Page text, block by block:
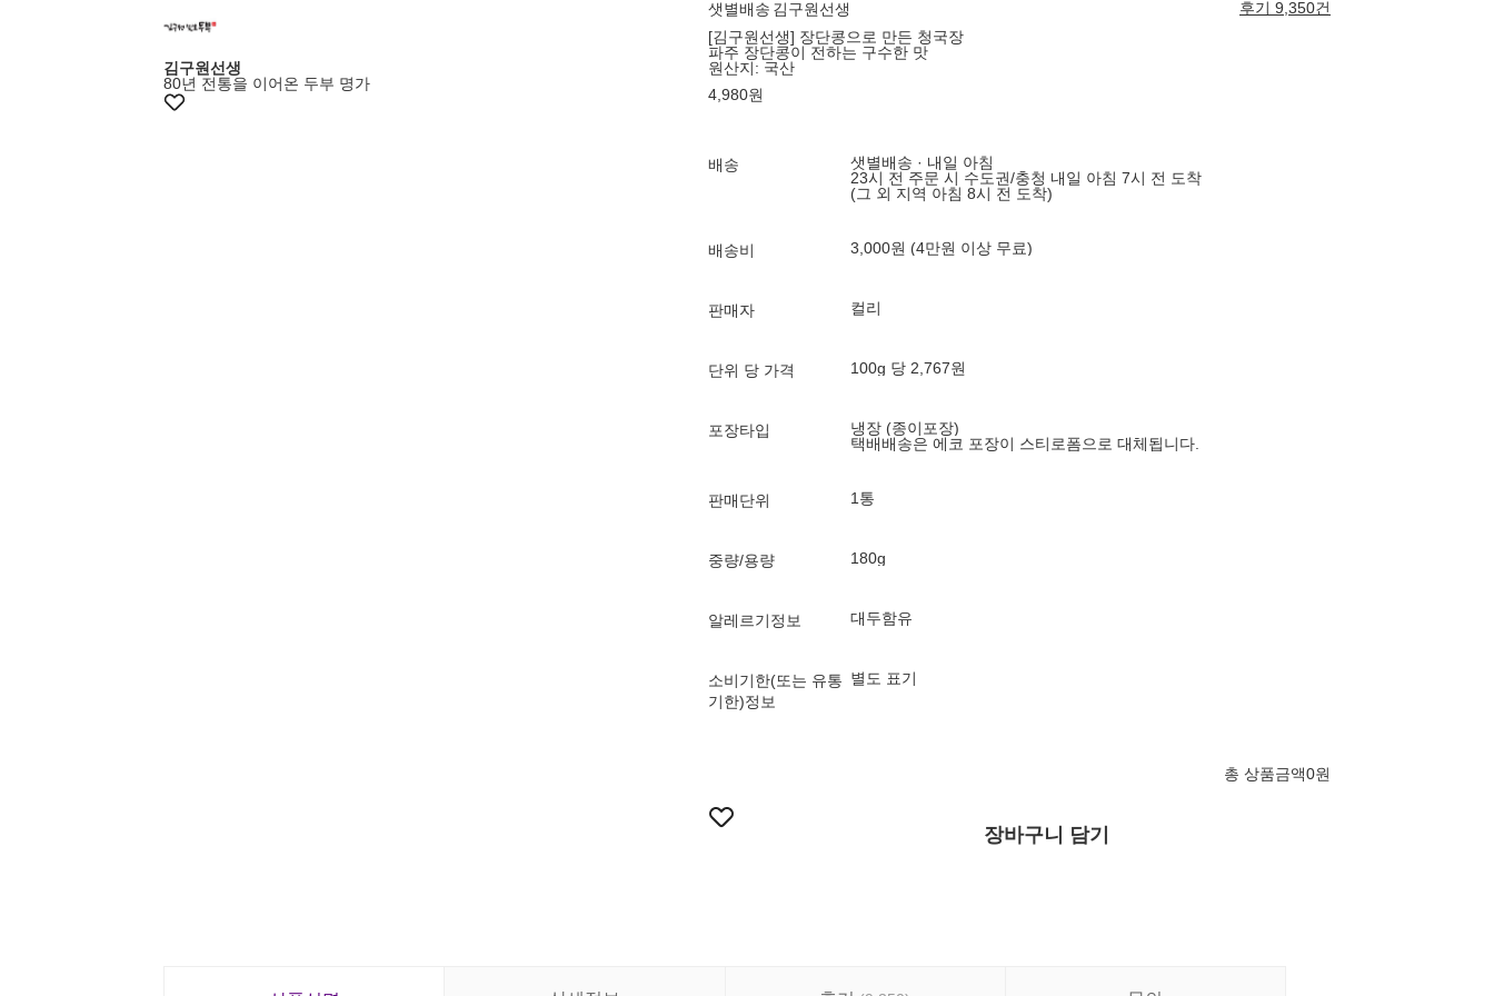
김구원선생
80년 전통을 이어온 두부 명가
샛별배송 김구원선생
후기 9,350건
[김구원선생] 장단콩으로 만든 청국장
파주 장단콩이 전하는 구수한 맛
원산지: 국산
4,980원
배송
샛별배송 · 내일 아침
23시 전 주문 시 수도권/충청 내일 아침 7시 전 도착
(그 외 지역 아침 8시 전 도착)
배송비 3,000원 (4만원 이상 무료)
판매자 컬리
단위 당 가격 100g 당 2,767원
포장타입
냉장 (종이포장)
택배배송은 에코 포장이 스티로폼으로 대체됩니다.
판매단위 1통
중량/용량 180g
알레르기정보 대두함유
소비기한(또는 유통
기한)정보
별도 표기
총 상품금액0원
장바구니 담기